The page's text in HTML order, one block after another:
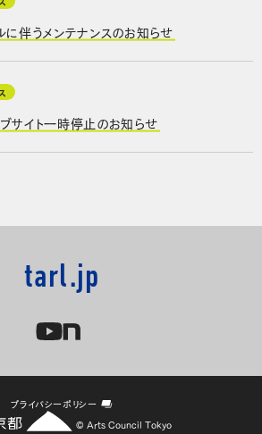
に伴うメンテナンスのお知らせ
サイト一時停止のお知らせ
tarl.jp
プライバシーポリシー
© Arts Council Tokyo